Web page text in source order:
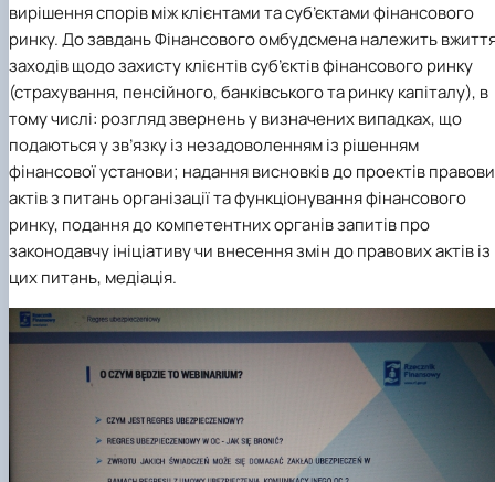
вирішення спорів між клієнтами та суб’єктами фінансового
ринку. До завдань Фінансового омбудсмена належить
заходів щодо захисту клієнтів суб’єктів фінансового ринку
(страхування, пенсійного, банківського та ринку капіталу), в
тому числі: розгляд звернень у визначених випадках, що
подаються у зв’язку із незадоволенням із рішенням
фінансової установи; надання висновків до проектів
актів з питань організації та функціонування фінансового
ринку, подання до компетентних органів запитів про
законодавчу ініціативу чи внесення змін до правових актів із
цих питань, медіація.